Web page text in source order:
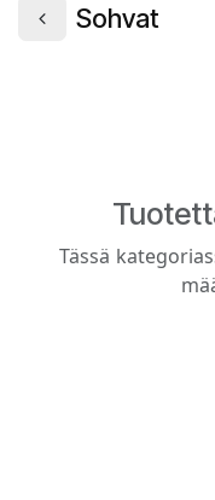
Sohvat
Tässä